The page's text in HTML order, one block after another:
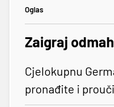
Oglas
Zaigraj
Cjelokupnu
pronađite i